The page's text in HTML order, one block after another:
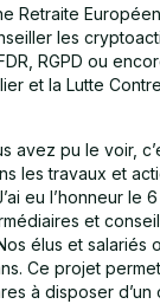
Retraite
les
RGPD ou
et la Lutte
avez pu le voir,
les travaux et
eu l’honneur le
et
élus et
Ce projet
à disposer